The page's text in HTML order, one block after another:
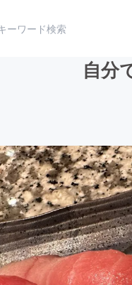
アート・写真
テクノロジー・ガジェット
映像・映画
自分